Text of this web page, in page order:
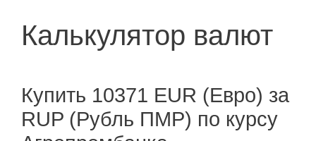
Калькулятор валют
Купить 10371 EUR (Евро) за
RUP (Рубль ПМР) по курсу